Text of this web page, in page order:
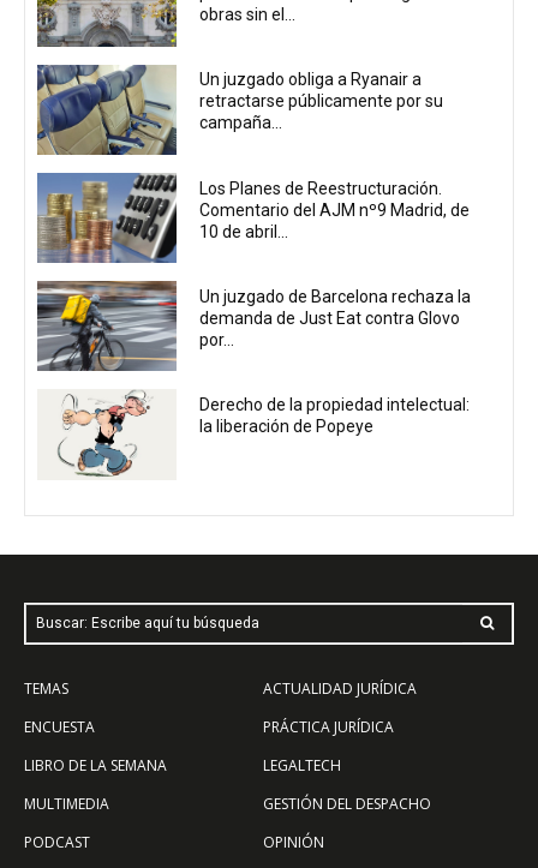
obras sin el...
Un juzgado obliga a Ryanair a
retractarse públicamente por su
campaña...
Los Planes de Reestructuración.
Comentario del AJM nº9 Madrid, de
10 de abril...
Un juzgado de Barcelona rechaza la
demanda de Just Eat contra Glovo
por...
Derecho de la propiedad intelectual:
la liberación de Popeye
Buscar: Escribe aquí tu búsqueda
TEMAS
ENCUESTA
LIBRO DE LA SEMANA
MULTIMEDIA
PODCAST
ACTUALIDAD JURÍDICA
PRÁCTICA JURÍDICA
LEGALTECH
GESTIÓN DEL DESPACHO
OPINIÓN